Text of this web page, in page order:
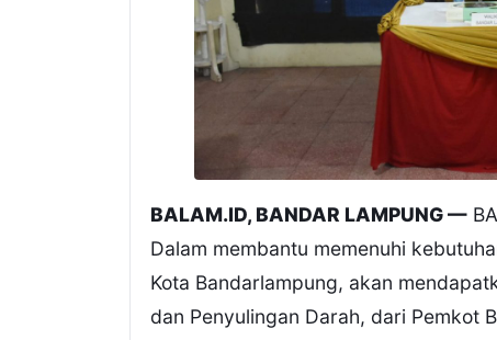
BALAM.ID, BANDAR LAMPUNG —
Dalam membantu memenuhi
Kota Bandarlampung, akan
dan Penyulingan Darah, dari Pemkot